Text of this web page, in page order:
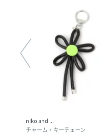
niko and ...
チャーム・キーチェーン